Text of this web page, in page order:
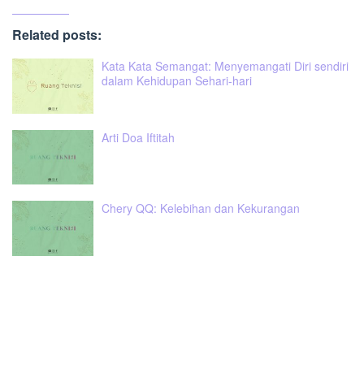
Related posts:
Kata Kata Semangat: Menyemangati Diri sendiri
dalam Kehidupan Sehari-hari
Arti Doa Iftitah
Chery QQ: Kelebihan dan Kekurangan